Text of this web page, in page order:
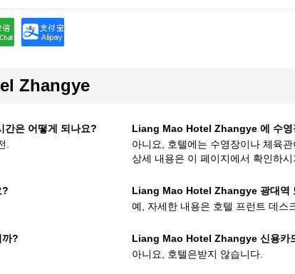
Zhangye
은 어떻게 되나요?
.
Liang Mao Hotel Zhangye 에 수영
아니요, 호텔에는 수영장이나 체육
상세 내용은 이 페이지에서 확인하시
?
Liang Mao Hotel Zhangye 광대역
예, 자세한 내용은 호텔 프런트 데스
?
Liang Mao Hotel Zhangye 신용카
아니요, 호텔은받지 않습니다.